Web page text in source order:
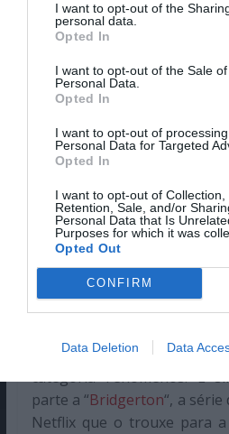
I want to opt-out of the
personal data.
Opted In
I want to opt-out of the Sale
Personal Data.
Opted In
I want to opt-out of
Personal Data for Targeted
Opted In
I want to opt-out of Collection,
Retention, Sale, and/or
Personal Data that Is
Purposes for which it was
Opted Out
CONFIRM
Data Deletion Data
REGÉ-JEAN
Ao contrário de outros
por isso a sua entrada na
categoria Fenómenos. E
parte a “Bridgerton“, a série
Netflix que o trouxe para